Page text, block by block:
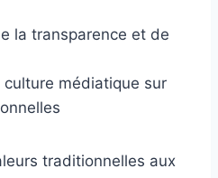
la transparence et de
médiatique sur
traditionnelles aux